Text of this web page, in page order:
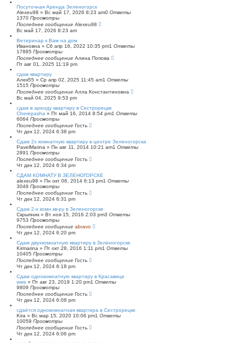
Посуточная Аренда Зеленогорск
Alexeu98 » Вс май 17, 2026 8:23 am0 Ответы
1370 Просмотры
Последнее сообщение Alexeu98
Вс май 17, 2026 8:23 am
Ветеринар к Вам на дом
Ивановна » Сб апр 16, 2022 10:35 pm1 Ответы
17885 Просмотры
Последнее сообщение Алина Попова
Пт авг 01, 2025 11:19 pm
сдам квартиру
Алек55 » Ср апр 02, 2025 11:45 am1 Ответы
1515 Просмотры
Последнее сообщение Алла Константиновна
Вс май 04, 2025 9:53 pm
сдам в аренду квартиру в Сестрорецке
Cherepasha » Пт май 16, 2014 8:54 pm1 Ответы
6064 Просмотры
Последнее сообщение Гость
Чт дек 12, 2024 6:38 pm
Сдам 2х комнатную квартиру в центре Зеленогорска
PavelMarina » Пн авг 11, 2014 10:21 am1 Ответы
2891 Просмотры
Последнее сообщение Гость
Чт дек 12, 2024 6:34 pm
СДАМ КОМНАТУ В ЗЕЛЕНОГОРСКЕ
alexeu98 » Пн окт 06, 2014 6:13 pm1 Ответы
3049 Просмотры
Последнее сообщение Гость
Чт дек 12, 2024 6:31 pm
Сдам 2-х комн.кв-ру в Зеленогорске
Скрыпник » Вт ноя 15, 2016 2:03 pm3 Ответы
9753 Просмотры
Последнее сообщение abravo
Чт дек 12, 2024 6:20 pm
Сдам двухкомнатную квартиру в Зеленогорске
Kirmarina » Пт окт 28, 2016 1:11 pm1 Ответы
10405 Просмотры
Последнее сообщение Гость
Чт дек 12, 2024 6:18 pm
Сдам однокомнатную квартиру в Красавице
wws » Пт авг 23, 2019 1:20 pm1 Ответы
9809 Просмотры
Последнее сообщение Гость
Чт дек 12, 2024 6:08 pm
сдаётся однокомнатная квартира в Сестрорецке
Kira » Вс мар 15, 2020 10:06 pm1 Ответы
10059 Просмотры
Последнее сообщение Гость
Чт дек 12, 2024 6:06 pm